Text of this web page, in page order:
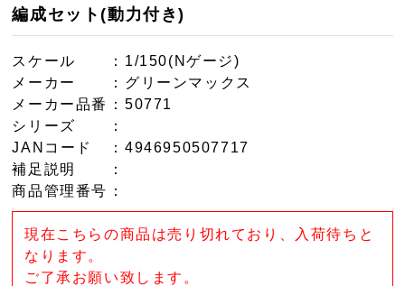
編成セット(動力付き)
スケール
：1/150(Nゲージ)
メーカー
：グリーンマックス
メーカー品番
：50771
シリーズ
：
JANコード
：4946950507717
補足説明
：
商品管理番号 ：
現在こちらの商品は売り切れており、入荷待ちと
なります。
ご了承お願い致します。